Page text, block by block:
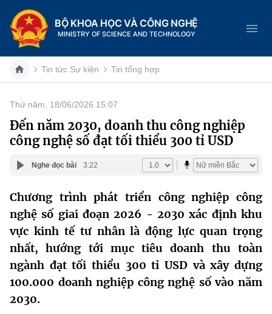
BỘ KHOA HỌC VÀ CÔNG NGHỆ
MINISTRY OF SCIENCE AND TECHNOLOGY
Danh mục
Trang chủ
Giới thiệu
Chức năng nhiệm vụ
Cơ cấu tổ chức
Lịch sử phát triển
Sở Khoa học và Công nghệ
Tin tức sự kiện
Khoa học và Công nghệ
Đổi mới sáng tạo
Dịch vụ công
Hệ thống văn bản
Văn bản QPPL
MST IOFFICE
Tin tức Sự kiện Tin tổng hợp
Thứ năm, 18/06/2026 15:07
Đến năm 2030, doanh thu công nghiệp
công nghệ số đạt tối thiểu 300 tỉ USD
Nghe đọc bài 3:22
Chương trình phát triển công nghiệp công
nghệ số giai đoạn 2026 - 2030 xác định khu
vực kinh tế tư nhân là động lực quan trọng
nhất, hướng tới mục tiêu doanh thu toàn
ngành đạt tối thiểu 300 tỉ USD và xây dựng
100.000 doanh nghiệp công nghệ số vào năm
2030.